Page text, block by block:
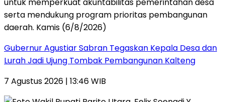
Gubernur Agustiar Sabran Tegaskan Kepala Desa dan
Lurah Jadi Ujung Tombak Pembangunan Kalteng
7 Agustus 2026 | 13:46 WIB